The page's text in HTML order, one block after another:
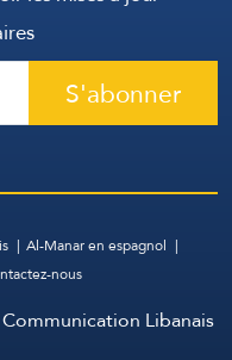
S'abonner
Al-Manar en espagnol
nous
Libanais